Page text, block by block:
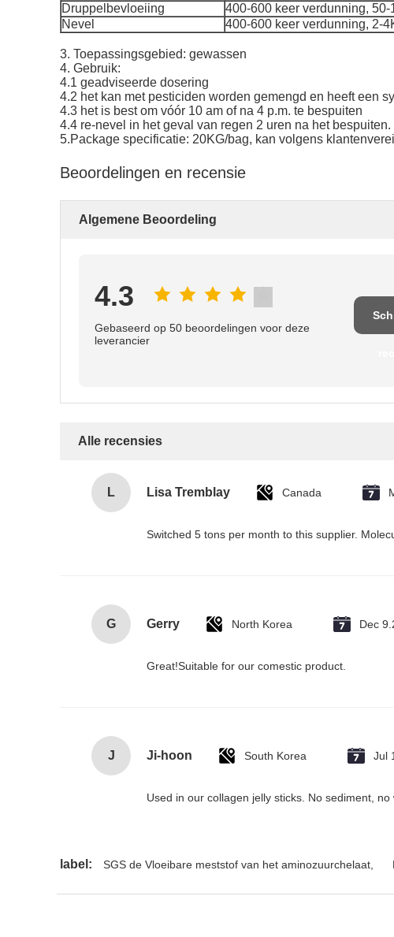
Druppelbevloeiing
400-600 keer verdunning, 50-
Nevel
400-600 keer verdunning, 2-
3. Toepassingsgebied: gewassen
4. Gebruik:
4.1 geadviseerde dosering
4.2 het kan met pesticiden worden gemengd en heeft een
4.3 het is best om vóór 10 am of na 4 p.m. te bespuiten
4.4 re-nevel in het geval van regen 2 uren na het bespuiten.
5.Package specificatie: 20KG/bag, kan volgens
Beoordelingen en recensie
Algemene Beoordeling
4.3
Gebaseerd op 50 beoordelingen voor deze
leverancier
Alle recensies
L Lisa Tremblay Canada
Switched 5 tons per month to this supplier.
G Gerry North Korea Dec
Great!Suitable for our comestic product.
J Ji‑hoon South Korea Jul
Used in our collagen jelly sticks. No sediment,
label: SGS de Vloeibare meststof van het aminozuurchelaat